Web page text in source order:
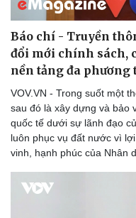
Báo chí - Truyền
đổi mới chính sách,
nền tảng đa phương
VOV.VN - Trong suốt một
sau đó là xây dựng và bảo
quốc tế dưới sự lãnh đạo
luôn phục vụ đất nước vì
vinh, hạnh phúc của Nhân